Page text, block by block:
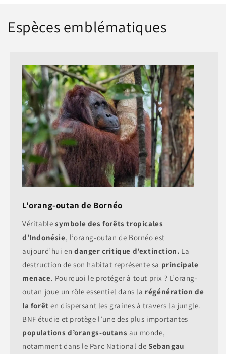
Espèces emblématiques
L'orang-outan de Bornéo
Véritable symbole des forêts tropicales
d’Indonésie, l’orang-outan de Bornéo est
aujourd’hui en danger critique d’extinction. La
destruction de son habitat représente sa principale
menace. Pourquoi le protéger à tout prix ? L’orang-
outan joue un rôle essentiel dans la régénération de
la forêt en dispersant les graines à travers la jungle.
BNF étudie et protège l’une des plus importantes
populations d’orangs-outans au monde,
notamment dans le Parc National deSebangau